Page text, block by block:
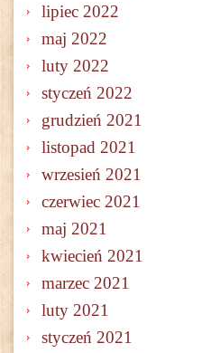
lipiec 2022
maj 2022
luty 2022
styczeń 2022
grudzień 2021
listopad 2021
wrzesień 2021
czerwiec 2021
maj 2021
kwiecień 2021
marzec 2021
luty 2021
styczeń 2021